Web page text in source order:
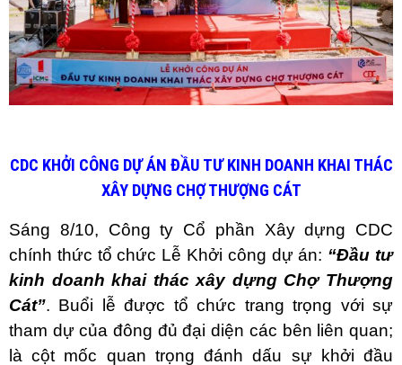
CDC KHỞI CÔNG DỰ ÁN ĐẦU TƯ KINH DOANH KHAI THÁC
XÂY DỰNG CHỢ THƯỢNG CÁT
Sáng 8/10, Công ty Cổ phần Xây dựng CDC
chính thức tổ chức Lễ Khởi công dự án: “Đầu tư
kinh doanh khai thác xây dựng Chợ Thượng
Cát”. Buổi lễ được tổ chức trang trọng với sự
tham dự của đông đủ đại diện các bên liên quan;
là cột mốc quan trọng đánh dấu sự khởi đầu